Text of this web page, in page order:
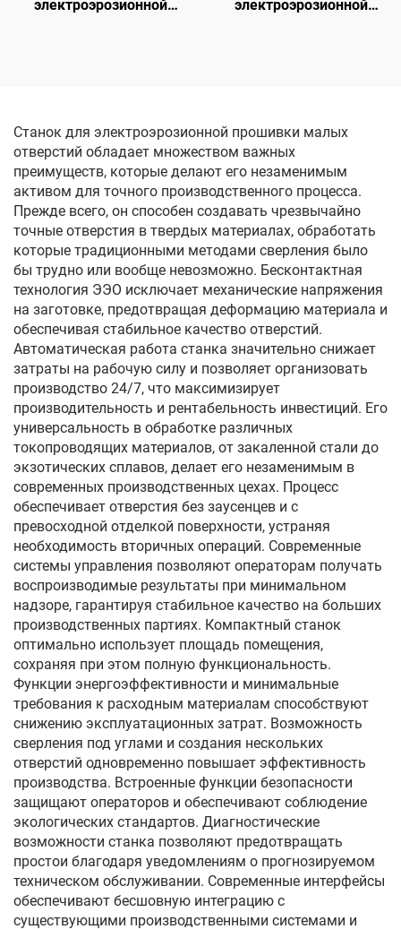
электроэрозионной
электроэрозионной
Станок для электроэрозионной прошивки малых
отверстий обладает множеством важных
преимуществ, которые делают его незаменимым
активом для точного производственного процесса.
Прежде всего, он способен создавать чрезвычайно
точные отверстия в твердых материалах, обработать
которые традиционными методами сверления было
бы трудно или вообще невозможно. Бесконтактная
технология ЭЭО исключает механические напряжения
на заготовке, предотвращая деформацию материала и
обеспечивая стабильное качество отверстий.
Автоматическая работа станка значительно снижает
затраты на рабочую силу и позволяет организовать
производство 24/7, что максимизирует
производительность и рентабельность инвестиций. Его
универсальность в обработке различных
токопроводящих материалов, от закаленной стали до
экзотических сплавов, делает его незаменимым в
современных производственных цехах. Процесс
обеспечивает отверстия без заусенцев и с
превосходной отделкой поверхности, устраняя
необходимость вторичных операций. Современные
системы управления позволяют операторам получать
воспроизводимые результаты при минимальном
надзоре, гарантируя стабильное качество на больших
производственных партиях. Компактный станок
оптимально использует площадь помещения,
сохраняя при этом полную функциональность.
Функции энергоэффективности и минимальные
требования к расходным материалам способствуют
снижению эксплуатационных затрат. Возможность
сверления под углами и создания нескольких
отверстий одновременно повышает эффективность
производства. Встроенные функции безопасности
защищают операторов и обеспечивают соблюдение
экологических стандартов. Диагностические
возможности станка позволяют предотвращать
простои благодаря уведомлениям о прогнозируемом
техническом обслуживании. Современные интерфейсы
обеспечивают бесшовную интеграцию с
существующими производственными системами и